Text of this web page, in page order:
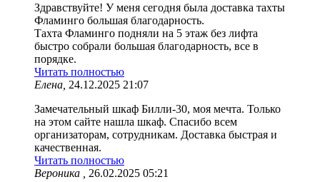
Здравствуйте! У меня сегодня была доставка тахты
Фламинго большая благодарность.
Тахта Фламинго подняли на 5 этаж без лифта
быстро собрали большая благодарность, все в
порядке.
Читать полностью
Елена, 24.12.2025 21:07
Замечательный шкаф Билли-30, моя мечта. Только
на этом сайте нашла шкаф. Спасибо всем
организаторам, сотрудникам. Доставка быстрая и
качественная.
Читать полностью
Вероника ,
26.02.2025 05:21